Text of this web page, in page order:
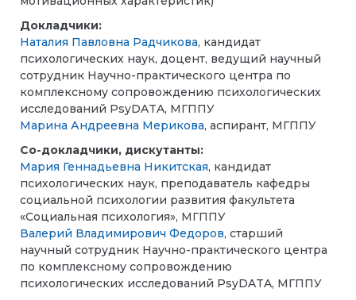
Докладчики:
Наталия Павловна Радчикова, кандидат
психологических наук, доцент, ведущий научный
сотрудник Научно-практического центра по
комплексному сопровождению психологических
исследований PsyDATA, МГППУ
Марина Андреевна Мерикова, аспирант, МГППУ
Со-докладчики, дискутанты:
Мария Геннадьевна Никитская, кандидат
психологических наук, преподаватель кафедры
социальной психологии развития факультета
«Социальная психология», МГППУ
Валерий Владимирович Федоров, старший
научный сотрудник Научно-практического центра
по комплексному сопровождению
психологических исследований PsyDATA, МГППУ